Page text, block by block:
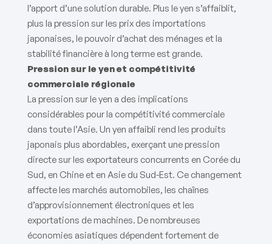
l’apport d’une solution durable. Plus le yen s’affaiblit,
plus la pression sur les prix des importations
japonaises, le pouvoir d’achat des ménages et la
stabilité financière à long terme est grande.
Pression sur le yen et compétitivité
commerciale régionale
La pression sur le yen a des implications
considérables pour la compétitivité commerciale
dans toute l’Asie. Un yen affaibli rend les produits
japonais plus abordables, exerçant une pression
directe sur les exportateurs concurrents en Corée du
Sud, en Chine et en Asie du Sud-Est. Ce changement
affecte les marchés automobiles, les chaînes
d’approvisionnement électroniques et les
exportations de machines. De nombreuses
économies asiatiques dépendent fortement de